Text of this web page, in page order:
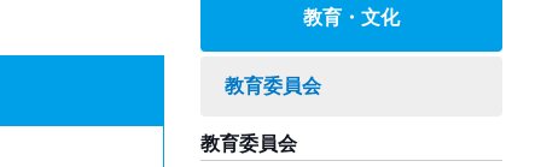
教育・文化
教育委員会
教育委員会